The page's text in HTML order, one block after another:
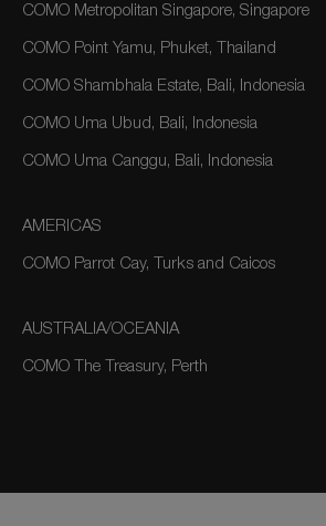
COMO Metropolitan Singapore, Singapore
COMO Point Yamu, Phuket, Thailand
COMO Shambhala Estate, Bali, Indonesia
COMO Uma Ubud, Bali, Indonesia
COMO Uma Canggu, Bali, Indonesia
AMERICAS
COMO Parrot Cay, Turks and Caicos
AUSTRALIA/OCEANIA
COMO The Treasury, Perth